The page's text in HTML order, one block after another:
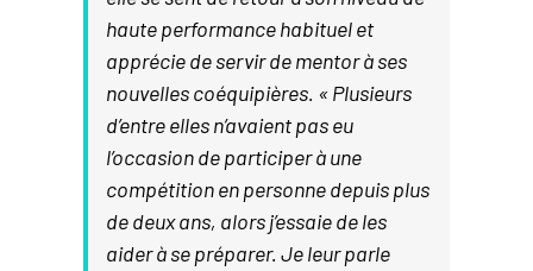
haute performance habituel et
apprécie de servir de mentor à ses
nouvelles coéquipières. « Plusieurs
d’entre elles n’avaient pas eu
l’occasion de participer à une
compétition en personne depuis plus
de deux ans, alors j’essaie de les
aider à se préparer. Je leur parle